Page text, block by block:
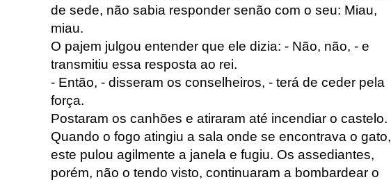
de sede, não sabia responder senão com o seu: Miau,
miau.
O pajem julgou entender que ele dizia: - Não, não, - e
transmitiu essa resposta ao rei.
- Então, - disseram os conselheiros, - terá de ceder pela
força.
Postaram os canhões e atiraram até incendiar o castelo.
Quando o fogo atingiu a sala onde se encontrava o gato,
este pulou agilmente a janela e fugiu. Os assediantes,
porém, não o tendo visto, continuaram a bombardear o